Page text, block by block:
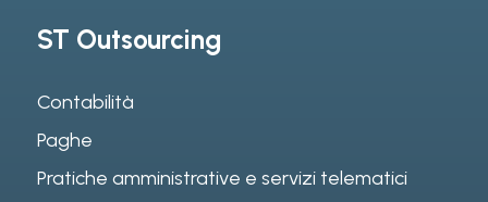
ST Outsourcing
Contabilità
Paghe
Pratiche amministrative e servizi telematici